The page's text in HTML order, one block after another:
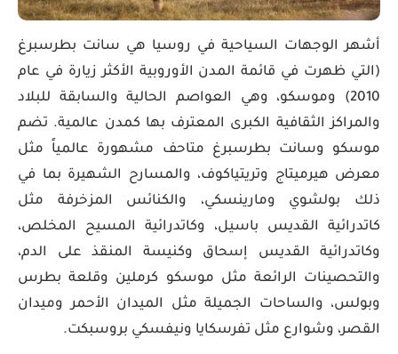
أشهر الوجهات السياحية في روسيا هي سانت بطرسبرغ
(التي ظهرت في قائمة المدن الأوروبية الأكثر زيارة في عام
2010) وموسكو، وهي العواصم الحالية والسابقة للبلاد
والمراكز الثقافية الكبرى المعترف بها كمدن عالمية. تضم
موسكو وسانت بطرسبرغ متاحف مشهورة عالمياً مثل
معرض هيرميتاج وتريتياكوف، والمسارح الشهيرة بما في
ذلك بولشوي ومارينسكي، والكنائس المزخرفة مثل
كاتدرائية القديس باسيل، وكاتدرائية المسيح المخلص،
وكاتدرائية القديس إسحاق وكنيسة المنقذ على الدم،
والتحصينات الرائعة مثل موسكو كرملين وقلعة بطرس
وبولس، والساحات الجميلة مثل الميدان الأحمر وميدان
القصر، وشوارع مثل تفرسكايا ونيفسكي بروسبكت.